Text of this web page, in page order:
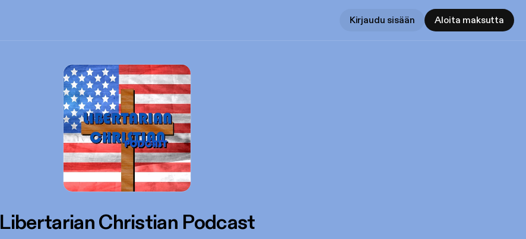
Kirjaudu sisään Aloita maksutta
Libertarian Christian Podcast